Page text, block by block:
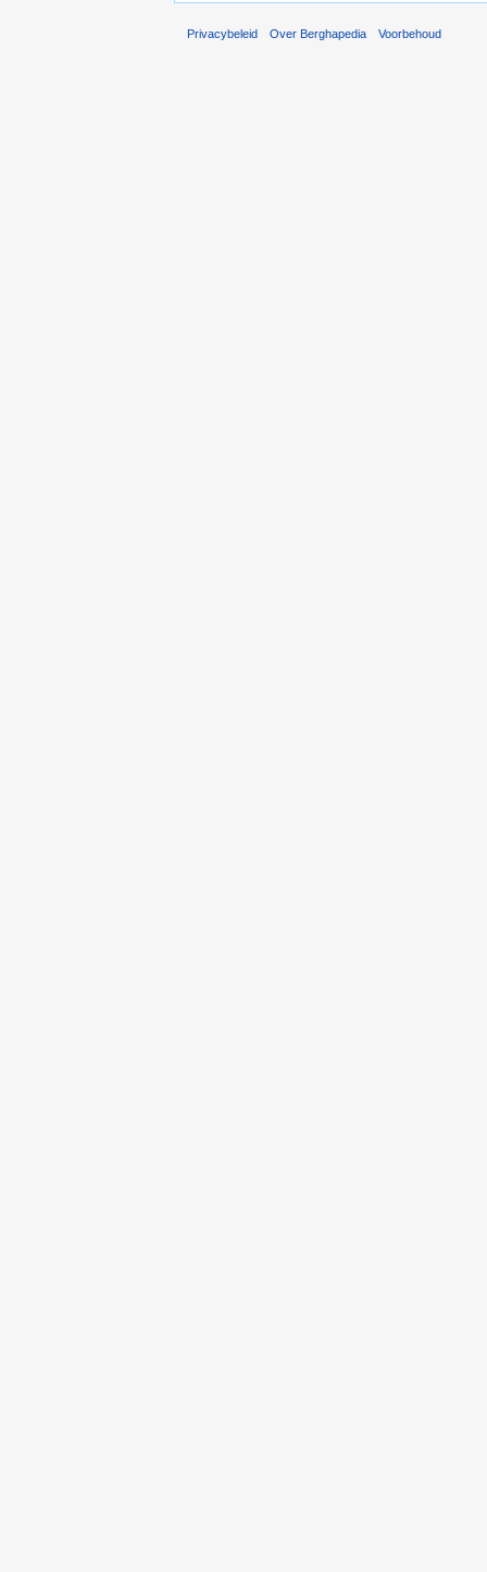
Privacybeleid Over Berghapedia Voorbehoud